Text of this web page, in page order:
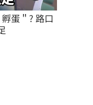
孵蛋＂? 路口